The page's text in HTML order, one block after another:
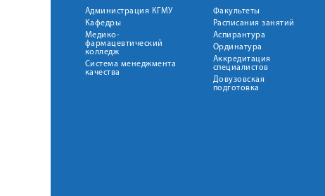
Администрация КГМУ
Кафедры
Медико-
фармацевтический
колледж
Система менеджмента
качества
Факультеты
Расписания занятий
Аспирантура
Ординатура
Аккредитация
специалистов
Довузовская
подготовка